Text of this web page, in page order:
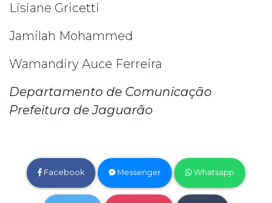
Lisiane Gricetti
Jamilah Mohammed
Wamandiry Auce Ferreira
Departamento de Comunicação
Prefeitura de Jaguarão
Facebook Messenger Whatsapp